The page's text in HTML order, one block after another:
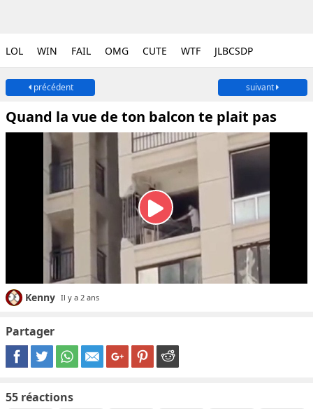
LOL WIN FAIL OMG CUTE WTF JLBCSDP
précédent suivant
Quand la vue de ton balcon te plait pas
Kenny Il y a 2 ans
Partager
55 réactions